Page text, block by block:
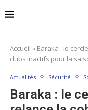
Accueil » Baraka : le
clubs inactifs pour la
Actualités Sécurité
Baraka : le